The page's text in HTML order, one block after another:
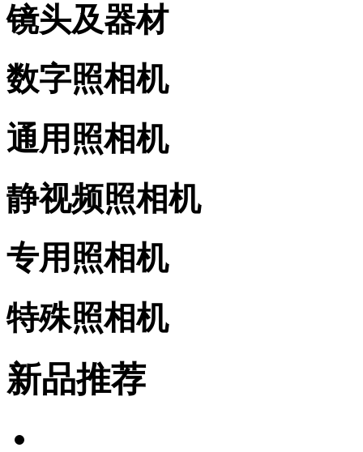
镜头及器材
数字照相机
通用照相机
静视频照相机
专用照相机
特殊照相机
新品推荐